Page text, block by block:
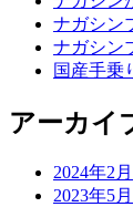
ナガシン
ナガシン
国産手乗
アーカイ
2024年2月
2023年5月